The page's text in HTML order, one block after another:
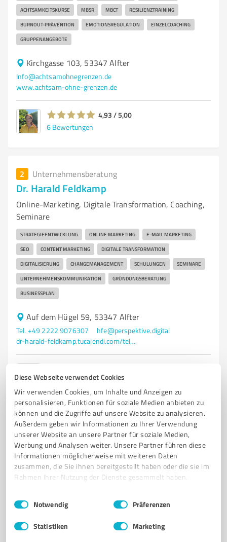
Diese Webseite verwendet Cookies
Wir verwenden Cookies, um Inhalte und Anzeigen zu
personalisieren, Funktionen für soziale Medien anbieten zu
können und die Zugriffe auf unsere Website zu analysieren.
Außerdem geben wir Informationen zu Ihrer Verwendung
unserer Website an unsere Partner für soziale Medien,
Werbung und Analysen weiter. Unsere Partner führen diese
Informationen möglicherweise mit weiteren Daten
zusammen, die Sie ihnen bereitgestellt haben oder die sie im
Rahmen Ihrer Nutzung der Dienste gesammelt haben.
Impressum Datenschutzbestimmungen
Einwilligungsauswahl
Notwendig Präferenzen
Statistiken Marketing
ACHTSAMKEITSKURSE MBSR MBCT RESILIENZTRAINING
BURNOUT-PRÄVENTION EMOTIONSREGULATION EINZELCOACHING
GRUPPENANGEBOTE
Kirchgasse 103, 53347 Alfter
Info@achtsamohnegrenzen.de
www.achtsam-ohne-grenzen.de
4,93 / 5,00
6 Bewertungen
2 Unternehmensberatung
Dr. Harald Feldkamp
Online-Marketing, Digitale Transformation, Coaching,
Seminare
STRATEGIEENTWICKLUNG ONLINE MARKETING E-MAIL MARKETING
SEO CONTENT MARKETING DIGITALE TRANSFORMATION
DIGITALISIERUNG CHANGEMANAGEMENT SCHULUNGEN SEMINARE
UNTERNEHMENSKOMMUNIKATION GRÜNDUNGSBERATUNG
BUSINESSPLAN
Auf dem Hügel 59, 53347 Alfter
Tel. +49 2222 9076307
hfe@perspektive.digital
dr-harald-feldkamp.tucalendi.com/telefontermin/telefontermin
Nicht bewertet0
Sie möchten auch hier gelistet werden?
Registrieren Sie sich jetzt und werden Sie ein von